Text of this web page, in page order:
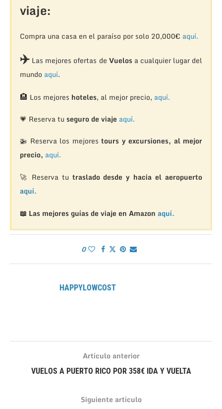
viaje:
Compra una casa en el paraíso por solo 20,000€ aquí.
✈️Las mejores ofertas de Vuelosa cualquier lugar del
mundo aquí.
🏨 Los mejores hoteles, al mejor precio, aquí.
💗 Reserva tu seguro de viaje aquí.
🚁 Reserva los mejorestours y excursiones, al mejor
precio, aquí.
🚀 Reserva tu traslado desde y hacia el aeropuerto
aquí.
📖 Las mejores guías de viaje en Amazon aquí.
0
HAPPYLOWCOST
Artículo anterior
VUELOS A PUERTO RICO POR 358€ IDA Y VUELTA
Siguiente artículo